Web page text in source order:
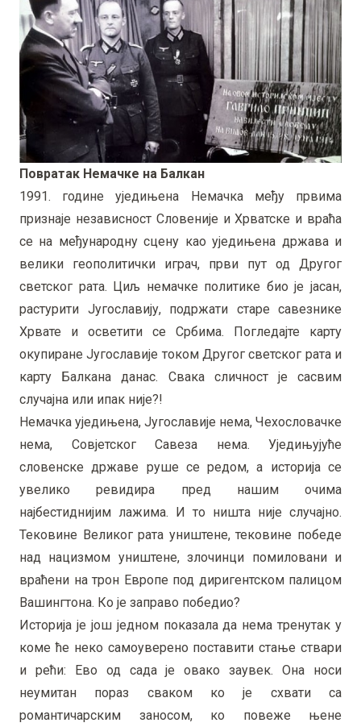
Повратак Немачке на Балкан
1991. године уједињена Немачка међу првима
признаје независност Словеније и Хрватске и враћа
се на међународну сцену као уједињена држава и
велики геополитички играч, први пут од Другог
светског рата. Циљ немачке политике био је јасан,
растурити Југославију, подржати старе савезнике
Хрвате и осветити се Србима. Погледајте карту
окупиране Југославије током Другог светског рата и
карту Балкана данас. Свака сличност је сасвим
случајна или ипак није?!
Немачка уједињена, Југославије нема, Чехословачке
нема, Совјетског Савеза нема. Уједињујуће
словенске државе руше се редом, а историја се
увелико ревидира пред нашим очима
најбестиднијим лажима. И то ништа није случајно.
Тековине Великог рата уништене, тековине победе
над нацизмом уништене, злочинци помиловани и
враћени на трон Европе под диригентском палицом
Вашингтона. Ко је заправо победио?
Историја је још једном показала да нема тренутак у
коме ће неко самоуверено поставити стање ствари
и рећи: Ево од сада је овако заувек. Она носи
неумитан пораз сваком ко је схвати са
романтичарским заносом, ко повеже њене